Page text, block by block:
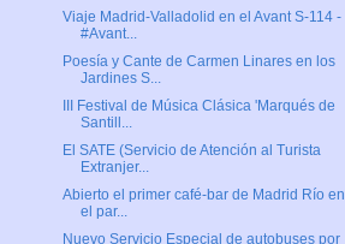
Viaje Madrid-Valladolid en el Avant S-114 -
#Avant...
Poesía y Cante de Carmen Linares en los
Jardines S...
III Festival de Música Clásica 'Marqués de
Santill...
El SATE (Servicio de Atención al Turista
Extranjer...
Abierto el primer café-bar de Madrid Río en
el par...
Nuevo Servicio Especial de autobuses por